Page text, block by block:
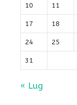
10 11
17 18
24 25
31
« Lug